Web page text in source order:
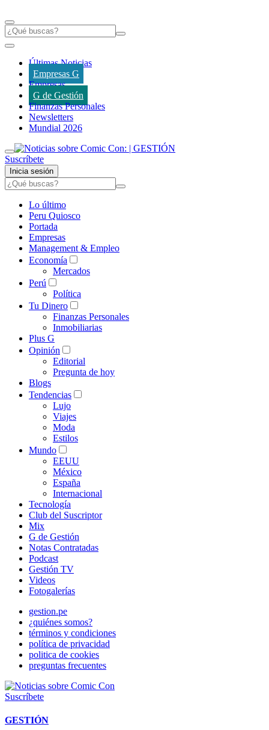
Últimas Noticias
Empresas G
Empresas
G de Gestión
Finanzas Personales
Newsletters
Mundial 2026
Suscríbete
Inicia sesión
Lo último
Peru Quiosco
Portada
Empresas
Management & Empleo
Economía
Mercados
Perú
Política
Tu Dinero
Finanzas Personales
Inmobiliarias
Plus G
Opinión
Editorial
Pregunta de hoy
Blogs
Tendencias
Lujo
Viajes
Moda
Estilos
Mundo
EEUU
México
España
Internacional
Tecnología
Club del Suscriptor
Mix
G de Gestión
Notas Contratadas
Podcast
Gestión TV
Videos
Fotogalerías
gestion.pe
¿quiénes somos?
términos y condiciones
política de privacidad
politica de cookies
preguntas frecuentes
Suscríbete
GESTIÓN